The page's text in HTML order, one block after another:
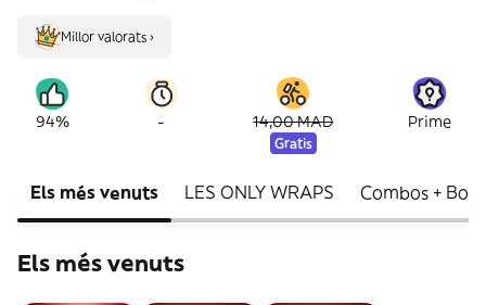
Millor valorats ›
94% - 14,00 MAD
Gratis
Prime
Els més venuts LES ONLY WRAPS Combos +
Els més venuts